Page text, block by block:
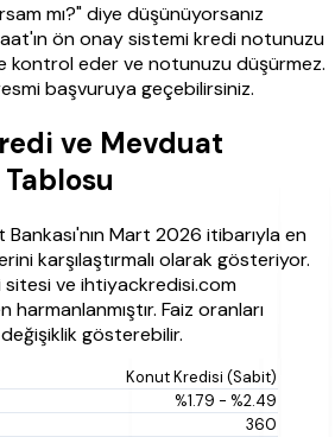
mı?" diye düşünüyorsanız
ön onay sistemi kredi notunuzu
kontrol eder ve notunuzu düşürmez.
başvuruya geçebilirsiniz.
ve Mevduat
Tablosu
Mart 2026 itibarıyla en
karşılaştırmalı olarak gösteriyor.
sitesi ve ihtiyackredisi.com
Faiz oranları
gösterebilir.
Konut Kredisi (Sabit)
%1.79 - %2.49
360